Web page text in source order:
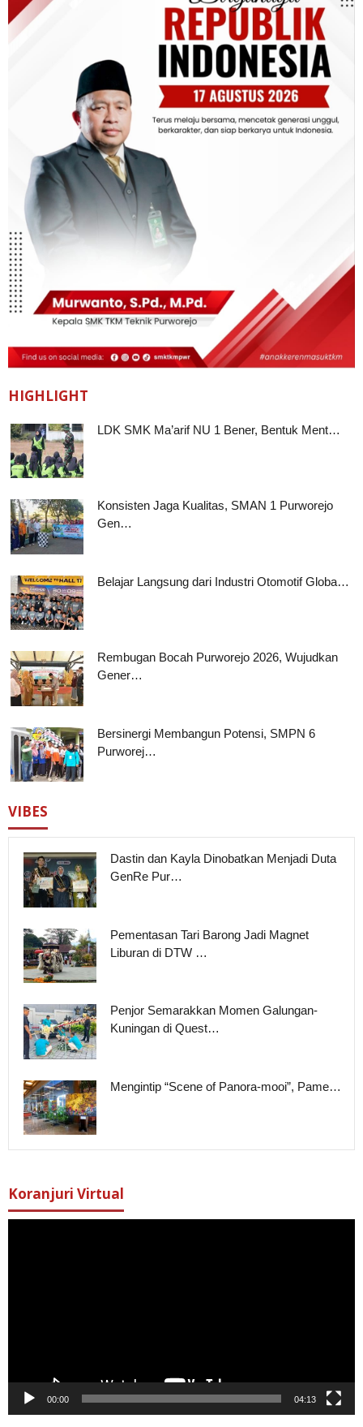
HIGHLIGHT
LDK SMK Ma’arif NU 1 Bener, Bentuk Ment…
Konsisten Jaga Kualitas, SMAN 1 Purworejo
Gen…
Belajar Langsung dari Industri Otomotif Globa…
Rembugan Bocah Purworejo 2026, Wujudkan
Gener…
Bersinergi Membangun Potensi, SMPN 6
Purworej…
VIBES
Dastin dan Kayla Dinobatkan Menjadi Duta
GenRe Pur…
Pementasan Tari Barong Jadi Magnet
Liburan di DTW …
Penjor Semarakkan Momen Galungan-
Kuningan di Quest…
Mengintip “Scene of Panora-mooi”, Pame…
Koranjuri Virtual
00:00 04:13